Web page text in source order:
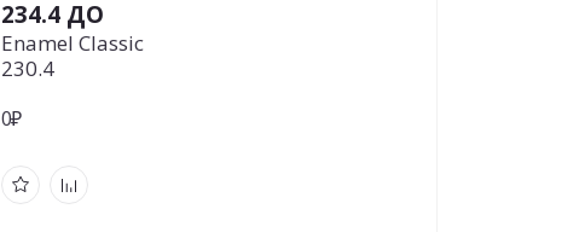
234.4 ДО
Enamel Classic
230.4
0₽